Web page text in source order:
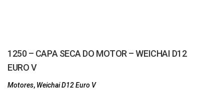
1250 – CAPA SECA DO MOTOR – WEICHAI D12
EURO V
Motores, Weichai D12 Euro V